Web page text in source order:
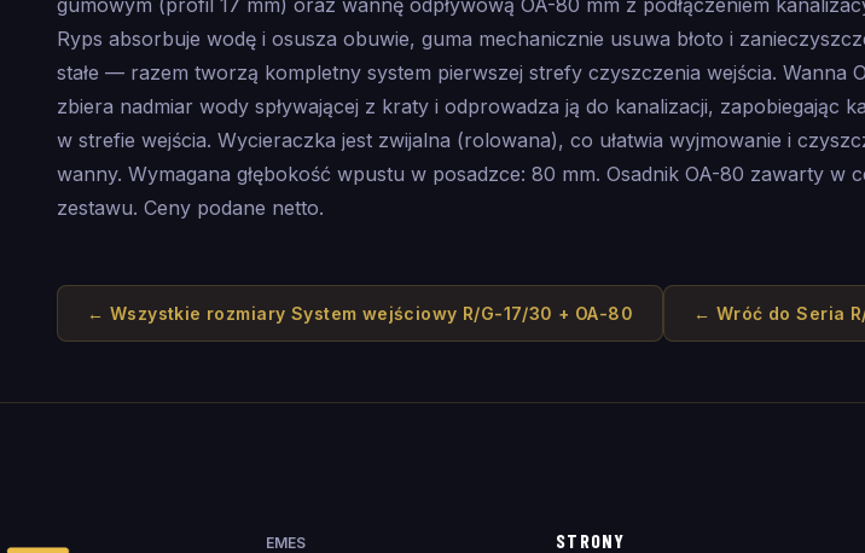
gumowym (profil 17 mm) oraz wannę odpływową OA-80 mm z podłączeniem
Ryps absorbuje wodę i osusza obuwie, guma mechanicznie usuwa błoto i
stałe — razem tworzą kompletny system pierwszej strefy czyszczenia wejścia. Wanna
zbiera nadmiar wody spływającej z kraty i odprowadza ją do kanalizacji, zapobiegając
w strefie wejścia. Wycieraczka jest zwijalna (rolowana), co ułatwia wyjmowanie i
wanny. Wymagana głębokość wpustu w posadzce: 80 mm. Osadnik OA-80 zawarty w
zestawu. Ceny podane netto.
← Wszystkie rozmiary System wejściowy R/G-17/30 + OA-80 ← Wróć doSeria
EMES
STRONY